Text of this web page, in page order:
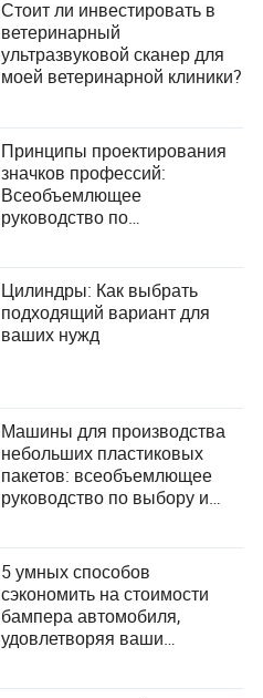
Стоит ли инвестировать в
ветеринарный
ультразвуковой сканер для
моей ветеринарной клиники?
Принципы проектирования
значков профессий:
Всеобъемлющее
руководство по
потребностей пользователей
Цилиндры: Как выбрать
подходящий вариант для
ваших нужд
Машины для производства
небольших пластиковых
пакетов: всеобъемлющее
руководство по выбору и
потребностей пользователей
5 умных способов
сэкономить на стоимости
бампера автомобиля,
удовлетворяя ваши